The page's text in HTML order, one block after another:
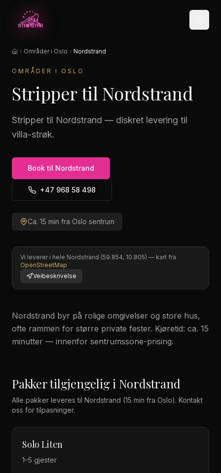
HjemOmråder i Oslo Nordstrand
OMRÅDER I OSLO
Stripper til Nordstrand
Stripper til Nordstrand — diskret levering til
villa-strøk.
Book til Nordstrand
+47 968 58 498
Ca. 15 min fra Oslo sentrum
Vi leverer i hele Nordstrand (59.854, 10.805) — kart fra
OpenStreetMap
Veibeskrivelse
Nordstrand byr på rolige omgivelser og store hus,
ofte rammen for større private fester. Kjøretid: ca. 15
minutter — innenfor sentrumssone-prising.
Pakker tilgjengelig i Nordstrand
Alle pakker leveres til Nordstrand (15 min fra Oslo). Kontakt
oss for tilpasninger.
Solo Liten
1–5 gjester